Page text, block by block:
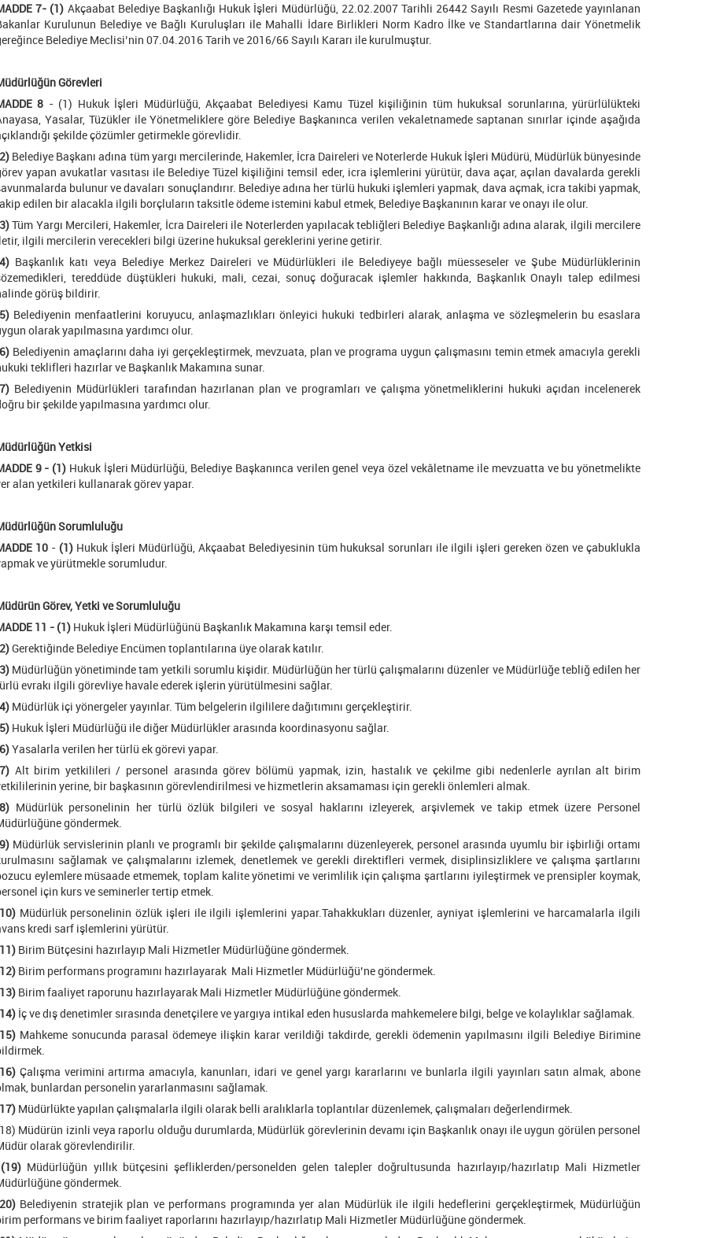
7- (1) Akçaabat Belediye Başkanlığı Hukuk İşleri Müdürlüğü, 22.02.2007 Tarihli 26442 Sayılı Resmi Gazetede yayınlanan
Kurulunun Belediye ve Bağlı Kuruluşları ile Mahalli İdare Birlikleri Norm Kadro İlke ve Standartlarına dair Yönetmelik
Belediye Meclisi’nin 07.04.2016 Tarih ve 2016/66 Sayılı Kararı ile kurulmuştur.
Görevleri
8 - (1) Hukuk İşleri Müdürlüğü, Akçaabat Belediyesi Kamu Tüzel kişiliğinin tüm hukuksal sorunlarına, yürürlülükteki
Yasalar, Tüzükler ile Yönetmeliklere göre Belediye Başkanınca verilen vekaletnamede saptanan sınırlar içinde aşağıda
şekilde çözümler getirmekle görevlidir.
Belediye Başkanı adına tüm yargı mercilerinde, Hakemler, İcra Daireleri ve Noterlerde Hukuk İşleri Müdürü, Müdürlük bünyesinde
yapan avukatlar vasıtası ile Belediye Tüzel kişiliğini temsil eder, icra işlemlerini yürütür, dava açar, açılan davalarda gerekli
bulunur ve davaları sonuçlandırır. Belediye adına her türlü hukuki işlemleri yapmak, dava açmak, icra takibi yapmak,
edilen bir alacakla ilgili borçluların taksitle ödeme istemini kabul etmek, Belediye Başkanının karar ve onayı ile olur.
Tüm Yargı Mercileri, Hakemler, İcra Daireleri ile Noterlerden yapılacak tebliğleri Belediye Başkanlığı adına alarak, ilgili mercilere
ilgili mercilerin verecekleri bilgi üzerine hukuksal gereklerini yerine getirir.
Başkanlık katı veya Belediye Merkez Daireleri ve Müdürlükleri ile Belediyeye bağlı müesseseler ve Şube Müdürlüklerinin
tereddüde düştükleri hukuki, mali, cezai, sonuç doğuracak işlemler hakkında, Başkanlık Onaylı talep edilmesi
görüş bildirir.
Belediyenin menfaatlerini koruyucu, anlaşmazlıkları önleyici hukuki tedbirleri alarak, anlaşma ve sözleşmelerin bu esaslara
olarak yapılmasına yardımcı olur.
Belediyenin amaçlarını daha iyi gerçekleştirmek, mevzuata, plan ve programa uygun çalışmasını temin etmek amacıyla gerekli
teklifleri hazırlar ve Başkanlık Makamına sunar.
Belediyenin Müdürlükleri tarafından hazırlanan plan ve programları ve çalışma yönetmeliklerini hukuki açıdan incelenerek
bir şekilde yapılmasına yardımcı olur.
Yetkisi
9 - (1) Hukuk İşleri Müdürlüğü, Belediye Başkanınca verilen genel veya özel vekâletname ile mevzuatta ve bu yönetmelikte
alan yetkileri kullanarak görev yapar.
Sorumluluğu
10- (1)Hukuk İşleri Müdürlüğü, Akçaabat Belediyesinin tüm hukuksal sorunları ile ilgili işleri gereken özen ve çabuklukla
ve yürütmekle sorumludur.
Görev, Yetki ve Sorumluluğu
11 - (1) Hukuk İşleri Müdürlüğünü Başkanlık Makamına karşı temsil eder.
Gerektiğinde Belediye Encümen toplantılarına üye olarak katılır.
Müdürlüğün yönetiminde tam yetkili sorumlu kişidir. Müdürlüğün her türlü çalışmalarını düzenler ve Müdürlüğe tebliğ edilen her
evrakı ilgili görevliye havale ederek işlerin yürütülmesini sağlar.
Müdürlük içi yönergeler yayınlar. Tüm belgelerin ilgililere dağıtımını gerçekleştirir.
Hukuk İşleri Müdürlüğü ile diğer Müdürlükler arasında koordinasyonu sağlar.
Yasalarla verilen her türlü ek görevi yapar.
Alt birim yetkilileri / personel arasında görev bölümü yapmak, izin, hastalık ve çekilme gibi nedenlerle ayrılan alt birim
yerine, bir başkasının görevlendirilmesi ve hizmetlerin aksamaması için gerekli önlemleri almak.
Müdürlük personelinin her türlü özlük bilgileri ve sosyal haklarını izleyerek, arşivlemek ve takip etmek üzere Personel
göndermek.
Müdürlük servislerinin planlı ve programlı bir şekilde çalışmalarını düzenleyerek, personel arasında uyumlu bir işbirliği ortamı
sağlamak ve çalışmalarını izlemek, denetlemek ve gerekli direktifleri vermek, disiplinsizliklere ve çalışma şartlarını
eylemlere müsaade etmemek, toplam kalite yönetimi ve verimlilik için çalışma şartlarını iyileştirmek ve prensipler koymak,
için kurs ve seminerler tertip etmek.
Müdürlük personelinin özlük işleri ile ilgili işlemlerini yapar.Tahakkukları düzenler, ayniyat işlemlerini ve harcamalarla ilgili
kredi sarf işlemlerini yürütür.
Birim Bütçesini hazırlayıp Mali Hizmetler Müdürlüğüne göndermek.
Birim performans programını hazırlayarak Mali Hizmetler Müdürlüğü’ne göndermek.
Birim faaliyet raporunu hazırlayarak Mali Hizmetler Müdürlüğüne göndermek.
İç ve dış denetimler sırasında denetçilere ve yargıya intikal eden hususlarda mahkemelere bilgi, belge ve kolaylıklar sağlamak.
Mahkeme sonucunda parasal ödemeye ilişkin karar verildiği takdirde, gerekli ödemenin yapılmasını ilgili Belediye Birimine
Çalışma verimini artırma amacıyla, kanunları, idari ve genel yargı kararlarını ve bunlarla ilgili yayınları satın almak, abone
bunlardan personelin yararlanmasını sağlamak.
Müdürlükte yapılan çalışmalarla ilgili olarak belli aralıklarla toplantılar düzenlemek, çalışmaları değerlendirmek.
Müdürün izinli veya raporlu olduğu durumlarda, Müdürlük görevlerinin devamı için Başkanlık onayı ile uygun görülen personel
olarak görevlendirilir.
Müdürlüğün yıllık bütçesini şefliklerden/personelden gelen talepler doğrultusunda hazırlayıp/hazırlatıp Mali Hizmetler
göndermek.
Belediyenin stratejik plan ve performans programında yer alan Müdürlük ile ilgili hedeflerini gerçekleştirmek, Müdürlüğün
performans ve birim faaliyet raporlarını hazırlayıp/hazırlatıp Mali Hizmetler Müdürlüğüne göndermek.